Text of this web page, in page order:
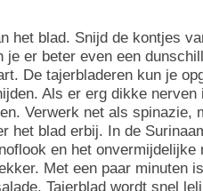
het blad. Snijd de kontjes
er beter even een
De tajerbladeren kun je
Als er erg dikke
Verwerk net als spinazie,
het blad erbij. In de
en het onvermijdelijke
Met een paar minuten
Tajerblad wordt snel